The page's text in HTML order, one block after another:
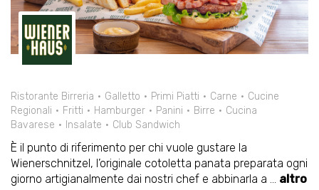
Ristorante Birreria Galletto Primi Piatti Carne
Cucine
Regionali
Fritti Hamburger Panini Birre
Cucina
Bavarese
Insalate Club Sandwich
È il punto di riferimento per chi vuole gustare la
Wienerschnitzel, l’originale cotoletta panata preparata ogni
giorno artigianalmente dai nostri chef e abbinarla a ... altro